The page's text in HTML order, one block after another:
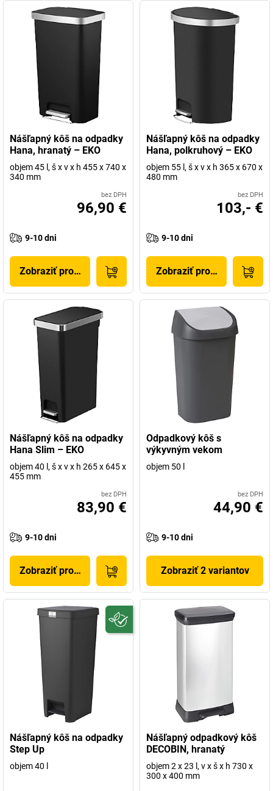
Nášľapný kôš na odpadky
Hana, hranatý – EKO
objem 45 l, š x v x h 455 x 740 x
340 mm
bez DPH
96,90 €
9-10 dni
Zobraziť produkt
Nášľapný kôš na odpadky
Hana, polkruhový – EKO
objem 55 l, š x v x h 365 x 670 x
480 mm
bez DPH
103,- €
9-10 dni
Zobraziť produkt
Nášľapný kôš na odpadky
Hana Slim – EKO
objem 40 l, š x v x h 265 x 645 x
455 mm
bez DPH
83,90 €
9-10 dni
Zobraziť produkt
Odpadkový kôš s
výkyvným vekom
objem 50 l
bez DPH
44,90 €
9-10 dni
Zobraziť 2 variantov
Nášľapný kôš na odpadky
Step Up
objem 40 l
Nášľapný odpadkový kôš
DECOBIN, hranatý
objem 2 x 23 l, v x š x h 730 x
300 x 400 mm